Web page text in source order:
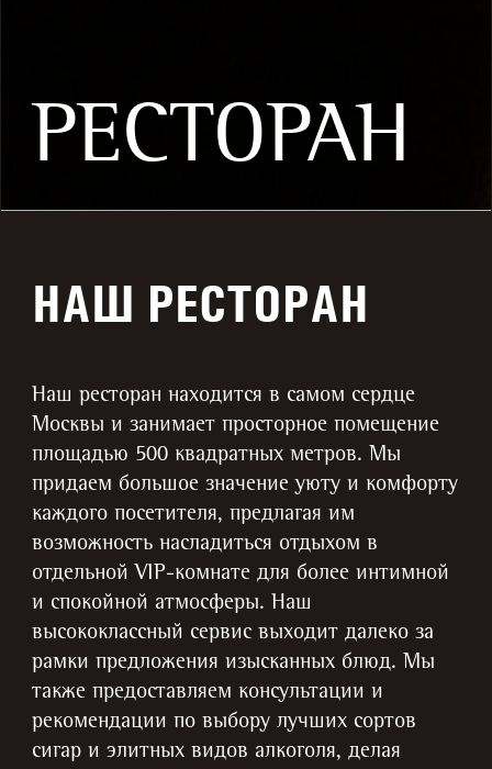
РЕСТОРАН
НАШ РЕСТОРАН
Наш ресторан находится в самом сердце
Москвы и занимает просторное помещение
площадью 500 квадратных метров. Мы
придаем большое значение уюту и комфорту
каждого посетителя, предлагая им
возможность насладиться отдыхом в
отдельной VIP-комнате для более интимной
и спокойной атмосферы. Наш
высококлассный сервис выходит далеко за
рамки предложения изысканных блюд. Мы
также предоставляем консультации и
рекомендации по выбору лучших сортов
сигар и элитных видов алкоголя, делая